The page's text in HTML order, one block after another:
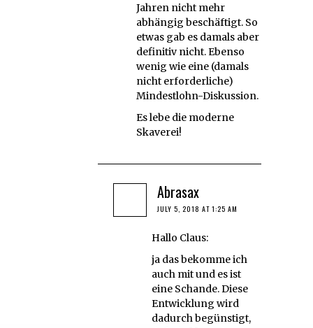
Jahren nicht mehr
abhängig beschäftigt. So
etwas gab es damals aber
definitiv nicht. Ebenso
wenig wie eine (damals
nicht erforderliche)
Mindestlohn-Diskussion.
Es lebe die moderne
Skaverei!
Abrasax
JULY 5, 2018 AT 1:25 AM
Hallo Claus:
ja das bekomme ich
auch mit und es ist
eine Schande. Diese
Entwicklung wird
dadurch begünstigt,